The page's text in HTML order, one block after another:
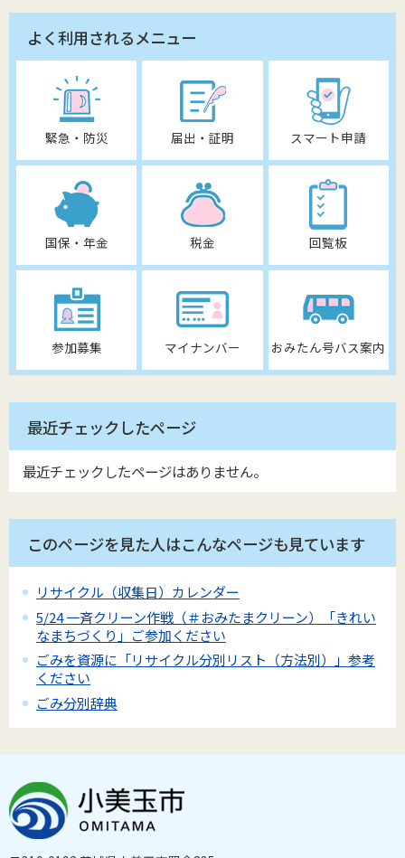
よく利用されるメニュー
緊急・防災 届出・証明 スマート申請
国保・年金 税金 回覧板
参加募集 マイナンバー おみたん号バス案内
最近チェックしたページ
最近チェックしたページはありません。
このページを見た人はこんなページも見ています
リサイクル（収集日）カレンダー
5/24 一斉クリーン作戦（＃おみたまクリーン）「きれい
なまちづくり」ご参加ください
ごみを資源に「リサイクル分別リスト（方法別）」参考
ください
ごみ分別辞典